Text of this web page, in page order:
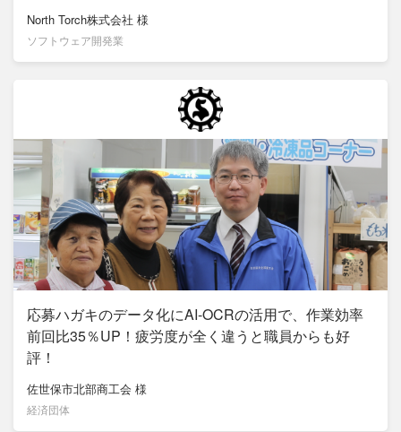
North Torch株式会社 様
ソフトウェア開発業
応募ハガキのデータ化にAI‐OCRの活用で、作業効率
前回比35％UP！疲労度が全く違うと職員からも好
評！
佐世保市北部商工会 様
経済団体